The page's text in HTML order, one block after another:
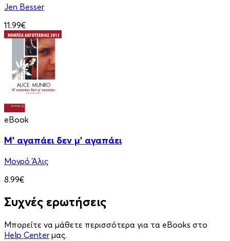
Jen Besser
11.99€
eBook
Μ' αγαπάει δεν μ' αγαπάει
Μονρό Άλις
8.99€
Συχνές ερωτήσεις
Μπορείτε να μάθετε περισσότερα για τα eBooks στο
Help Center μας.